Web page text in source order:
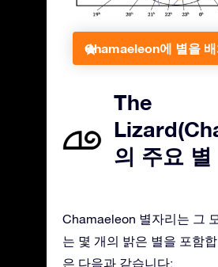
Chamaeleon에 별을
The
의 주요 별
Chamaeleon 별자리는 그
는 몇 개의 밝은 별을 포함
은 다음과 같습니다: